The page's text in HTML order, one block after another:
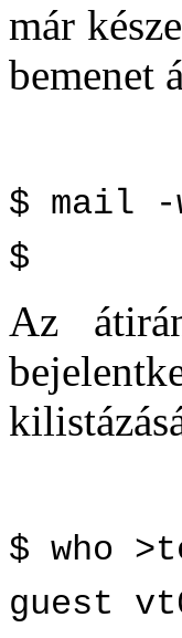
már
bemenet
$ mail -
$
Az
$ who
guest